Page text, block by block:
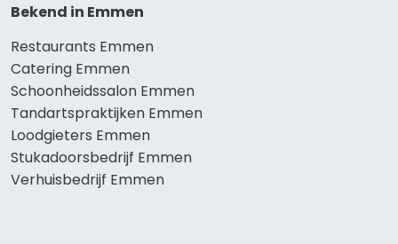
Bekend in Emmen
Restaurants Emmen
Catering Emmen
Schoonheidssalon Emmen
Tandartspraktijken Emmen
Loodgieters Emmen
Stukadoorsbedrijf Emmen
Verhuisbedrijf Emmen